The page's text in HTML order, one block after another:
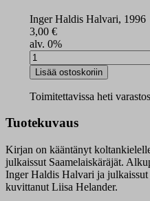
Inger Haldis Halvari, 1996
3,00 €
alv. 0%
Laaʹmeǩ
määrä
Lisää ostoskoriin
Toimitettavissa heti
Tuotekuvaus
Kirjan on kääntänyt
julkaissut Saamelaiskäräjät.
Inger Haldis Halvari ja
kuvittanut Liisa Helander.